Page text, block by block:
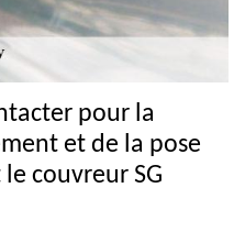
pour la
et de la pose
couvreur SG